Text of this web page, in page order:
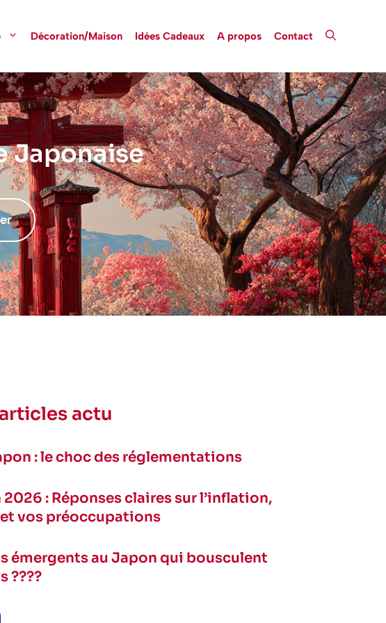
Décoration/Maison Idées Cadeaux A propos Contact
Japonaise
actu
: le choc des réglementations
: Réponses claires sur l’inflation,
vos préoccupations
émergents au Japon qui bousculent
????